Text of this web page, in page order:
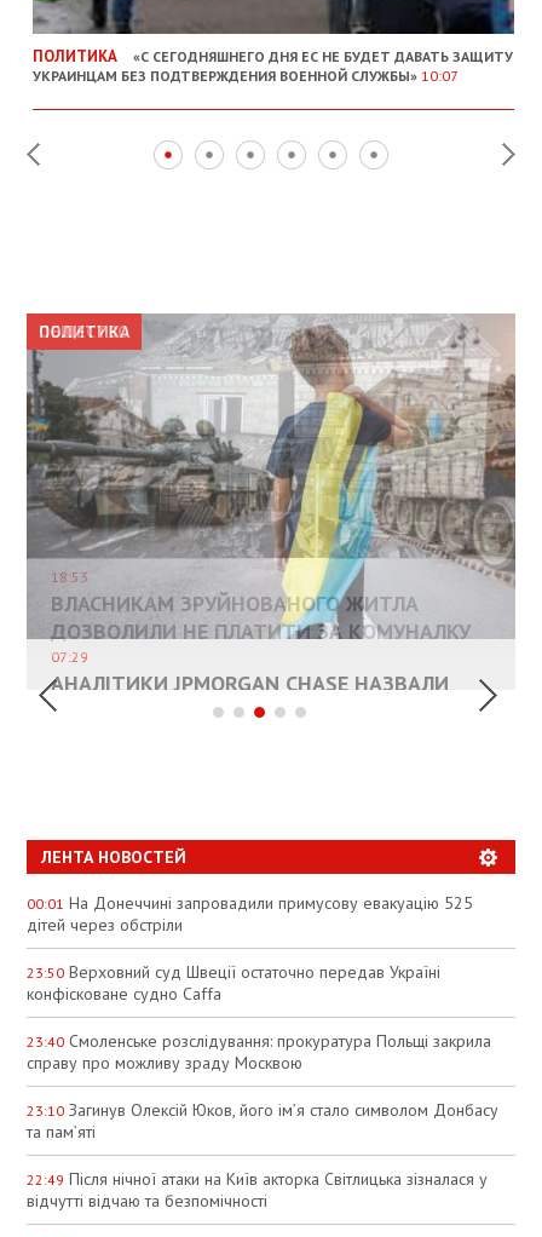
ПОЛИТИКА
«С СЕГОДНЯШНЕГО ДНЯ ЕС НЕ БУДЕТ ДАВАТЬ ЗАЩИТУ
УКРАИНЦАМ БЕЗ ПОДТВЕРЖДЕНИЯ ВОЕННОЙ СЛУЖБЫ» 10:07
ПОЛИТИКА
КАНДИДАТ В ПРЕМЬЕРЫ ПОЛЬШИ ПРИЗВАЛ
ЕС ПРЕКРАТИТЬ ВОЕННУЮ ПОМОЩЬ
ПОЛИТИКА
АНАЛІТИКИ JPMORGAN CHASE НАЗВАЛИ
"БАЗОВИЙ" СЦЕНАРІЙ ЗАВЕРШЕННЯ ВІЙНИ
ОБЩЕСТВО
18:53
ВЛАСНИКАМ ЗРУЙНОВАНОГО ЖИТЛА
ДОЗВОЛИЛИ НЕ ПЛАТИТИ ЗА КОМУНАЛКУ
ПОЛИТИКА
ИНТЕГРАЦИЯ УКРАИНЫ В НАТО ВРЯД ЛИ
СОСТОИТСЯ В БЛИЖАЙШЕЕ ВРЕМЯ, –
РЮТТЕ
ЭКОНОМИКА
ПАЛИВНИЙ РИНОК РОЗІГРІЛИ ШТУЧНО:
АНАЛІТИКИ ЗВИНУВАТИЛИ АЗС У
ЛЕНТА НОВОСТЕЙ
00:01 На Донеччині запровадили примусову евакуацію 525
дітей через обстріли
23:50 Верховний суд Швеції остаточно передав Україні
конфісковане судно Caffa
23:40 Смоленське розслідування: прокуратура Польщі закрила
справу про можливу зраду Москвою
23:10 Загинув Олексій Юков, його ім’я стало символом Донбасу
та пам’яті
22:49 Після нічної атаки на Київ акторка Світлицька зізналася у
відчутті відчаю та безпомічності